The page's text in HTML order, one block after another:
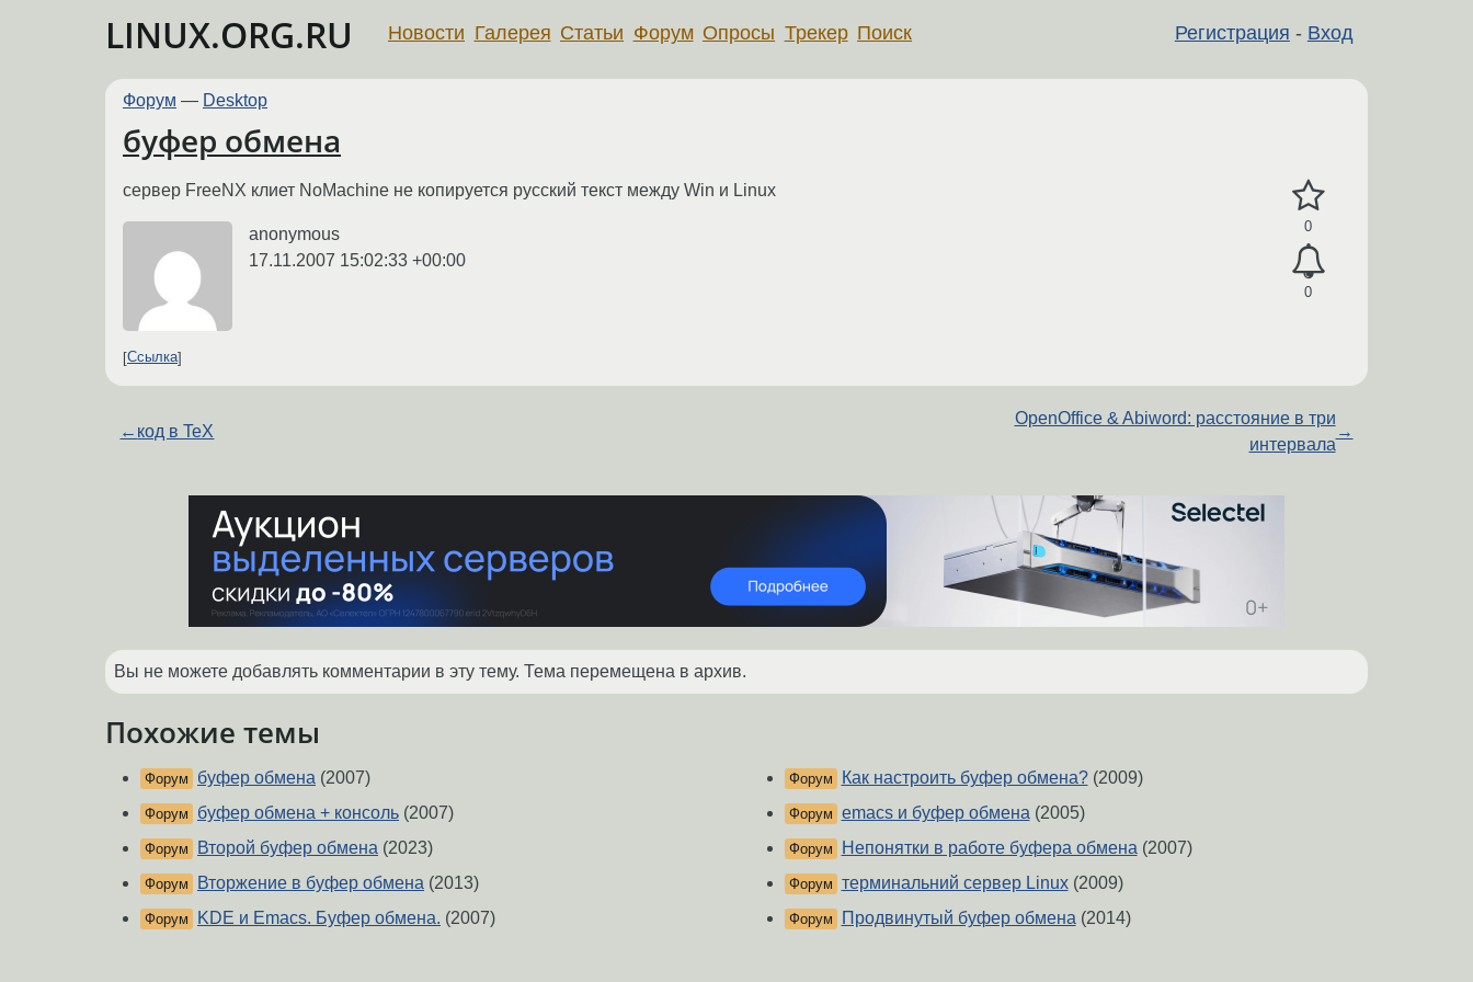
LINUX.ORG.RU Регистрация - Вход
Новости Галерея Статьи Форум Опросы Трекер Поиск
Форум — Desktop
буфер обмена
0
0
сервер FreeNX клиет NoMachine не копируется русский текст между Win и Linux
anonymous
17.11.2007 15:02:33 +00:00
Ссылка
← код в TeX
OpenOffice & Abiword: расстояние в три
интервала
→
Вы не можете добавлять комментарии в эту тему. Тема перемещена в архив.
Похожие темы
Форум буфер обмена (2007)
Форум буфер обмена + консоль (2007)
Форум Второй буфер обмена (2023)
Форум Вторжение в буфер обмена (2013)
Форум KDE и Emacs. Буфер обмена. (2007)
Форум Как настроить буфер обмена?(2009)
Форум emacs и буфер обмена(2005)
Форум Непонятки в работе буфера обмена(2007)
Форум терминальний сервер Linux(2009)
Форум Продвинутый буфер обмена(2014)